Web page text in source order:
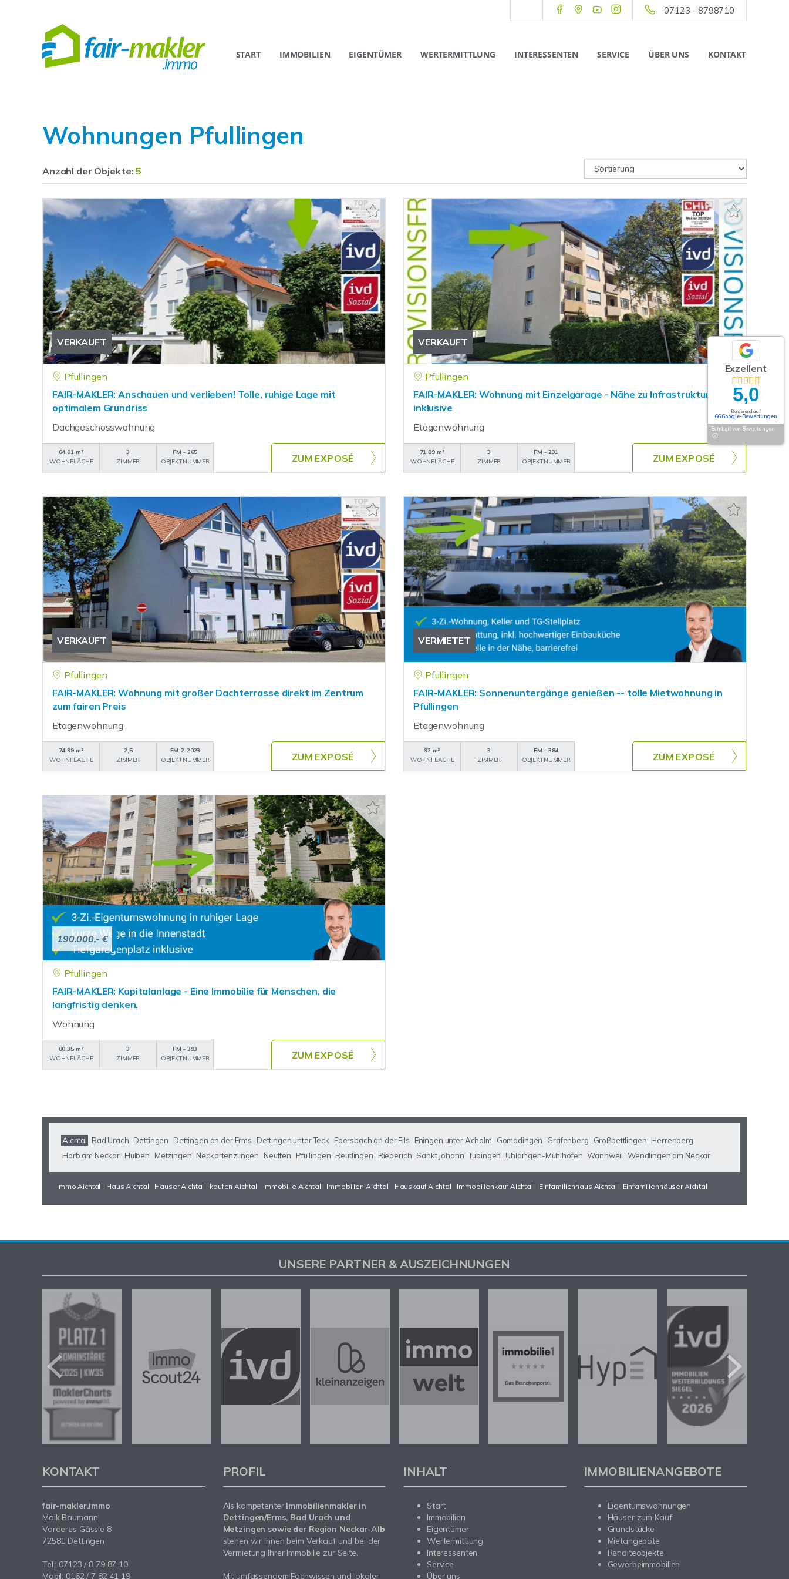
07123 - 8798710
START IMMOBILIEN EIGENTÜMER WERTERMITTLUNG INTERESSENTEN SERVICE ÜBER UNS KONTAKT
Wohnungen Pfullingen
Anzahl der Objekte:5
VERKAUFT
Pfullingen
FAIR-MAKLER: Anschauen und verlieben! Tolle, ruhige Lage mit
optimalem Grundriss
Dachgeschosswohnung
64,01 m²
WOHNFLÄCHE
3
ZIMMER
FM - 265
OBJEKTNUMMER
ZUM EXPOSÉ
VERKAUFT
Pfullingen
FAIR-MAKLER: Wohnung mit Einzelgarage - Nähe zu Infrastruktur
inklusive
Etagenwohnung
71,89 m²
WOHNFLÄCHE
3
ZIMMER
FM - 231
OBJEKTNUMMER
ZUM EXPOSÉ
VERKAUFT
Pfullingen
FAIR-MAKLER: Wohnung mit großer Dachterrasse direkt im Zentrum
zum fairen Preis
Etagenwohnung
74,99 m²
WOHNFLÄCHE
2,5
ZIMMER
FM-2-2023
OBJEKTNUMMER
ZUM EXPOSÉ
VERMIETET
Pfullingen
FAIR-MAKLER: Sonnenuntergänge genießen -- tolle Mietwohnung in
Pfullingen
Etagenwohnung
92 m²
WOHNFLÄCHE
3
ZIMMER
FM - 384
OBJEKTNUMMER
ZUM EXPOSÉ
190.000,- €
Pfullingen
FAIR-MAKLER: Kapitalanlage - Eine Immobilie für Menschen, die
langfristig denken.
Wohnung
80,35 m²
WOHNFLÄCHE
3
ZIMMER
FM - 393
OBJEKTNUMMER
ZUM EXPOSÉ
Aichtal Bad Urach Dettingen Dettingen an der Erms Dettingen unter Teck Ebersbach an der Fils Eningen unter Achalm Gomadingen Grafenberg Großbettlingen Herrenberg
Horb am Neckar Hülben Metzingen Neckartenzlingen Neuffen Pfullingen Reutlingen Riederich Sankt Johann Tübingen Uhldingen-Mühlhofen Wannweil Wendlingen am Neckar
Immo Aichtal Haus Aichtal Häuser Aichtal kaufen Aichtal Immobilie Aichtal Immobilien Aichtal Hauskauf Aichtal Immobilienkauf Aichtal Einfamilienhaus Aichtal Einfamilienhäuser Aichtal
Exzellent
5,0
Basierend auf
66 Google-Bewertungen
Echtheit von Bewertungen
UNSERE PARTNER & AUSZEICHNUNGEN
KONTAKT
fair-makler.immo
Maik Baumann
Vorderes Gässle 8
72581 Dettingen
Tel.: 07123 / 8 79 87 10
Mobil: 0162 / 7 82 41 19
PROFIL
Als kompetenter Immobilienmakler in
Dettingen/Erms, Bad Urach und
Metzingen sowie der Region Neckar-Alb
stehen wir Ihnen beim Verkauf und bei der
Vermietung Ihrer Immobilie zur Seite.
Mit umfassendem Fachwissen und lokaler
INHALT
Start
Immobilien
Eigentümer
Wertermittlung
Interessenten
Service
Über uns
IMMOBILIENANGEBOTE
Eigentumswohnungen
Häuser zum Kauf
Grundstücke
Mietangebote
Renditeobjekte
Gewerbeimmobilien